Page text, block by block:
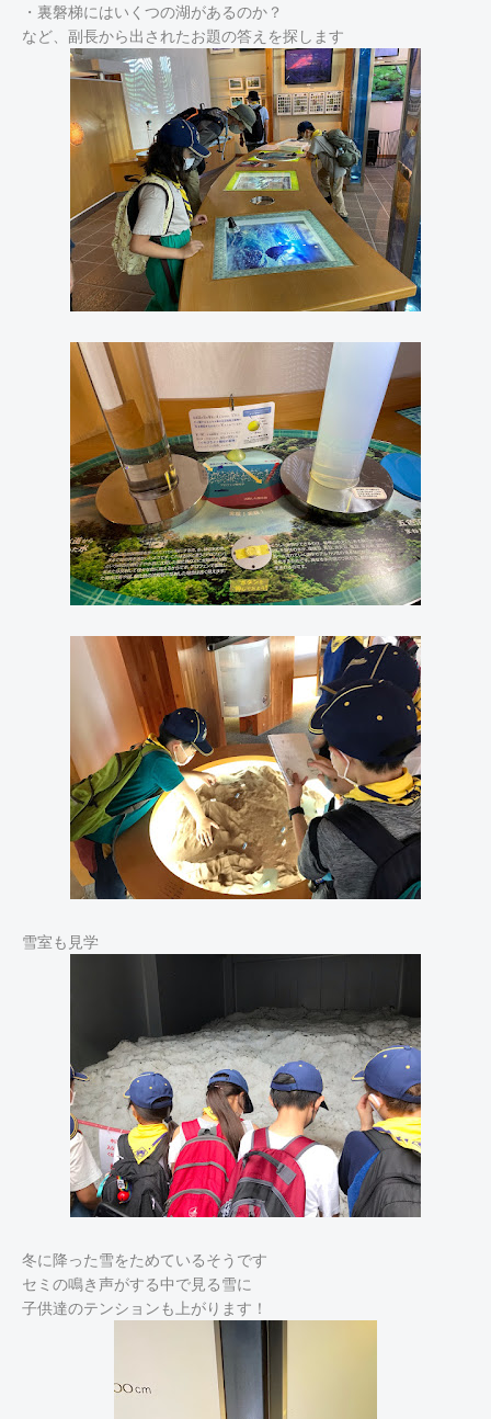
・裏磐梯にはいくつの湖があるのか？
など、副長から出されたお題の答えを探します
雪室も見学
冬に降った雪をためているそうです
セミの鳴き声がする中で見る雪に
子供達のテンションも上がります！